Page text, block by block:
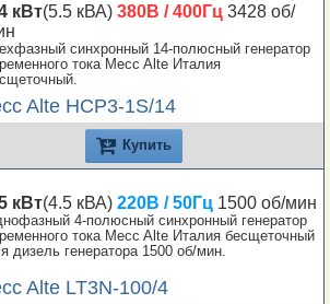
кВт(5.5 кВА) 380В / 400Гц 3428 об/
синхронный 14-полюсный генератор
тока Mecc Alte Италия
Alte HCP3-1S/14
Купить
кВт(4.5 кВА) 220В / 50Гц 1500 об/мин
4-полюсный синхронный генератор
тока Mecc Alte Италия бесщеточный
дизель генератора 1500 об/мин.
Alte LT3N-100/4